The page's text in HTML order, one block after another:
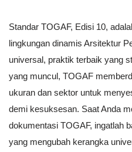
Standar TOGAF, Edisi 10,
lingkungan dinamis Arsitektur
universal, praktik terbaik yang
yang muncul, TOGAF
ukuran dan sektor untuk
demi kesuksesan. Saat Anda
dokumentasi TOGAF, ingatlah
yang mengubah kerangka